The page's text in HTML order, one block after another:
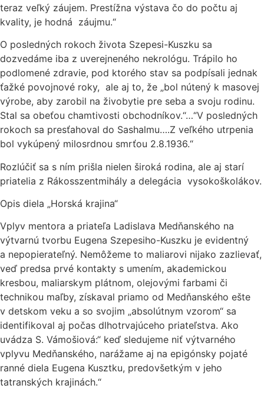
teraz veľký záujem. Prestížna výstava čo do počtu aj
kvality, je hodná záujmu.“
O posledných rokoch života Szepesi-Kuszku sa
dozvedáme iba z uverejneného nekrológu. Trápilo ho
podlomené zdravie, pod ktorého stav sa podpísali jednak
ťažké povojnové roky, ale aj to, že „bol nútený k masovej
výrobe, aby zarobil na živobytie pre seba a svoju rodinu.
Stal sa obeťou chamtivosti obchodníkov.“…“V posledných
rokoch sa presťahoval do Sashalmu….Z veľkého utrpenia
bol vykúpený milosrdnou smrťou 2.8.1936.“
Rozlúčiť sa s ním prišla nielen široká rodina, ale aj starí
priatelia z Rákosszentmihály a delegácia vysokoškolákov.
Opis diela „Horská krajina“
Vplyv mentora a priateľa Ladislava Medňanského na
výtvarnú tvorbu Eugena Szepesiho-Kuszku je evidentný
a nepopierateľný. Nemôžeme to maliarovi nijako zazlievať,
veď predsa prvé kontakty s umením, akademickou
kresbou, maliarskym plátnom, olejovými farbami či
technikou maľby, získaval priamo od Medňanského ešte
v detskom veku a so svojim „absolútnym vzorom“ sa
identifikoval aj počas dlhotrvajúceho priateľstva. Ako
uvádza S. Vámošiová:“ keď sledujeme niť výtvarného
vplyvu Medňanského, narážame aj na epigónsky pojaté
ranné diela Eugena Kusztku, predovšetkým v jeho
tatranských krajinách.“